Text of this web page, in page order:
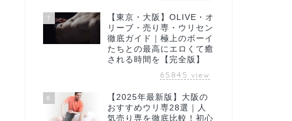
7
【東京・大阪】OLIVE・オ
リーブ・売り専・ウリセン
徹底ガイド｜極上のボーイ
たちとの最高にエロくて癒
される時間を【完全版】
65845 view
8
【2025年最新版】大阪の
おすすめウリ専28選｜人
気売り専を徹底比較！初心